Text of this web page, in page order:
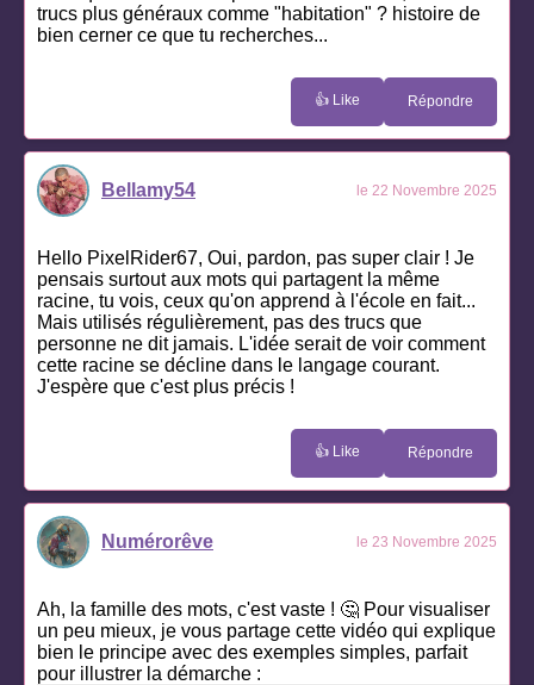
trucs plus généraux comme "habitation" ? histoire de
bien cerner ce que tu recherches...
👍 Like Répondre
Bellamy54 le 22 Novembre 2025
Hello PixelRider67, Oui, pardon, pas super clair ! Je
pensais surtout aux mots qui partagent la même
racine, tu vois, ceux qu'on apprend à l'école en fait...
Mais utilisés régulièrement, pas des trucs que
personne ne dit jamais. L'idée serait de voir comment
cette racine se décline dans le langage courant.
J'espère que c'est plus précis !
👍 Like Répondre
Numérorêve le 23 Novembre 2025
Ah, la famille des mots, c'est vaste ! 🤔 Pour visualiser
un peu mieux, je vous partage cette vidéo qui explique
bien le principe avec des exemples simples, parfait
pour illustrer la démarche :